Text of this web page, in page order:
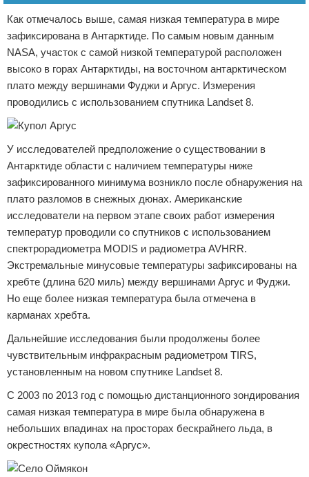
Как отмечалось выше, самая низкая температура в мире
зафиксирована в Антарктиде. По самым новым данным
NASA, участок с самой низкой температурой расположен
высоко в горах Антарктиды, на восточном антарктическом
плато между вершинами Фуджи и Аргус. Измерения
проводились с использованием спутника Landset 8.
У исследователей предположение о существовании в
Антарктиде области с наличием температуры ниже
зафиксированного минимума возникло после обнаружения на
плато разломов в снежных дюнах. Американские
исследователи на первом этапе своих работ измерения
температур проводили со спутников с использованием
спектрорадиометра MODIS и радиометра AVHRR.
Экстремальные минусовые температуры зафиксированы на
хребте (длина 620 миль) между вершинами Аргус и Фуджи.
Но еще более низкая температура была отмечена в
карманах хребта.
Дальнейшие исследования были продолжены более
чувствительным инфракрасным радиометром TIRS,
установленным на новом спутнике Landset 8.
С 2003 по 2013 год с помощью дистанционного зондирования
самая низкая температура в мире была обнаружена в
небольших впадинах на просторах бескрайнего льда, в
окрестностях купола «Аргус».